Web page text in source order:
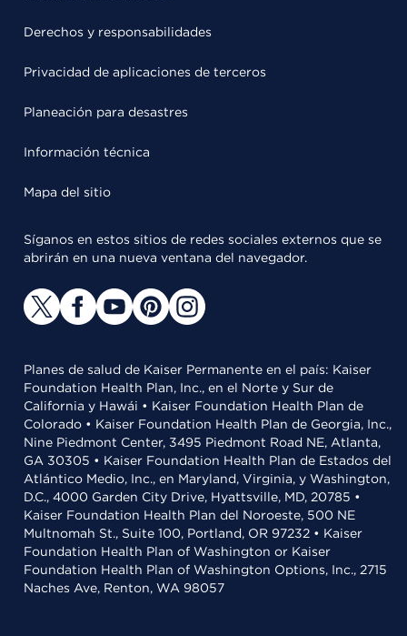
Derechos y responsabilidades
Privacidad de aplicaciones de terceros
Planeación para desastres
Información técnica
Mapa del sitio
Síganos en estos sitios de redes sociales externos que se
abrirán en una nueva ventana del navegador.
Planes de salud de Kaiser Permanente en el país: Kaiser
Foundation Health Plan, Inc., en el Norte y Sur de
California y Hawái • Kaiser Foundation Health Plan de
Colorado • Kaiser Foundation Health Plan de Georgia, Inc.,
Nine Piedmont Center, 3495 Piedmont Road NE, Atlanta,
GA 30305 • Kaiser Foundation Health Plan de Estados del
Atlántico Medio, Inc., en Maryland, Virginia, y Washington,
D.C., 4000 Garden City Drive, Hyattsville, MD, 20785 •
Kaiser Foundation Health Plan del Noroeste, 500 NE
Multnomah St., Suite 100, Portland, OR 97232 • Kaiser
Foundation Health Plan of Washington or Kaiser
Foundation Health Plan of Washington Options, Inc., 2715
Naches Ave, Renton, WA 98057